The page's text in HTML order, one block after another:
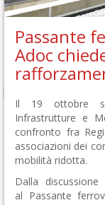
Passante
Adoc
Il 19 ottobre
Infrastrutture e
confronto fra
associazioni dei
mobilità ridotta.
Dalla
al Passante